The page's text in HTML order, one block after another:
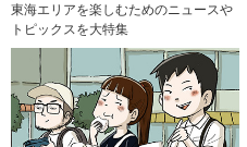
東海エリアを楽しむためのニュースや
トピックスを大特集